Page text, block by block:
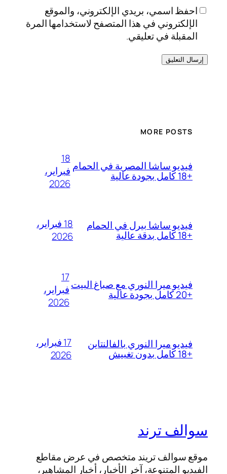
احفظ اسمي، بريدي الإلكتروني، والموقع
الإلكتروني في هذا المتصفح لاستخدامها المرة
المقبلة في تعليقي.
MORE POSTS
فيديو ساشا المصرية في الحمام
+18 كامل بجودة عالية
18
فبراير،
2026
فيديو ساشا بيرل في الحمام
+18 كامل بدقة عالية
18 فبراير،
2026
فيديو ميرا النوري مع صباغ البيت
+20 كامل بجودة عالية
17
فبراير،
2026
فيديو ميرا النوري بالفالنتاين
+18 كامل بدون تغبيش
17 فبراير،
2026
سوالف ترند
موقع سوالف تريند متخصص في عرض مقاطع
الفيديو المتنوعة، آخر الأخبار، أخبار المشاهير،